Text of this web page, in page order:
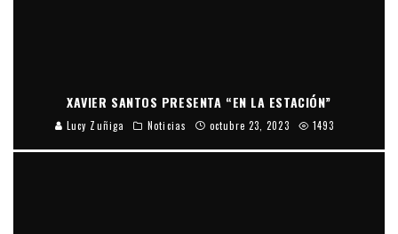
XAVIER SANTOS PRESENTA “EN LA ESTACIÓN”
Lucy Zuñiga Noticias octubre 23, 2023 1493